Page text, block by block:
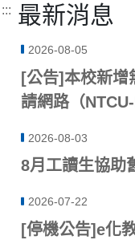
::: 最新消息
2026-08-05
[公告]本校新增
請網路（
2026-08-03
8月工讀生協助
2026-07-22
[停機公告]e化